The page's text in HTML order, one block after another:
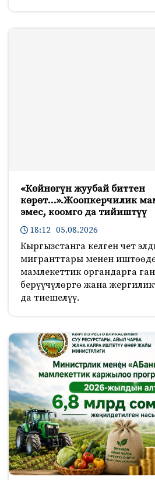
«Көйнөгүн жуубай биттен
көрөт…».Жоопкерчилик
эмес, коомго да тийиштүү
18:12 05.08.2026
Кыргызстанга келген чет
мигранттары менен
мамлекеттик органдарга
берүүчүлөргө жана
да тиешелүү.